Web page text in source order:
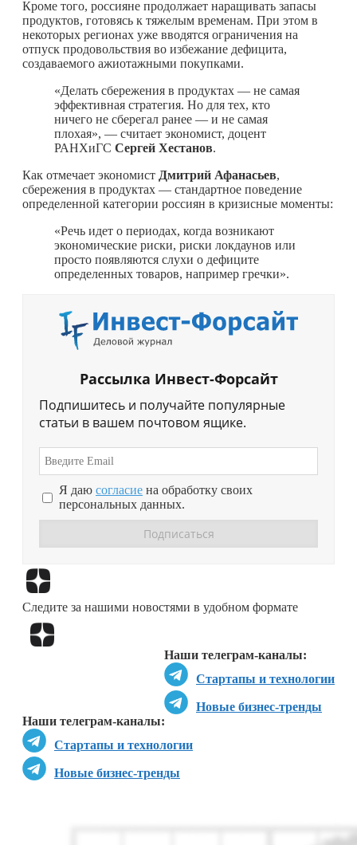
Кроме того, россияне продолжает наращивать запасы
продуктов, готовясь к тяжелым временам. При этом в
некоторых регионах уже вводятся ограничения на
отпуск продовольствия во избежание дефицита,
создаваемого ажиотажными покупками.
«Делать сбережения в продуктах — не самая
эффективная стратегия. Но для тех, кто
ничего не сберегал ранее — и не самая
плохая», — считает экономист, доцент
РАНХиГС Сергей Хестанов.
Как отмечает экономист Дмитрий Афанасьев,
сбережения в продуктах — стандартное поведение
определенной категории россиян в кризисные моменты:
«Речь идет о периодах, когда возникают
экономические риски, риски локдаунов или
просто появляются слухи о дефиците
определенных товаров, например гречки».
Рассылка Инвест-Форсайт
Подпишитесь и получайте популярные
статьи в вашем почтовом ящике.
Я даю согласие на обработку своих
персональных данных.
Следите за нашими новостями в удобном формате
Наши телеграм-каналы:
Стартапы и технологии
Новые бизнес-тренды
Наши телеграм-каналы:
Стартапы и технологии
Новые бизнес-тренды